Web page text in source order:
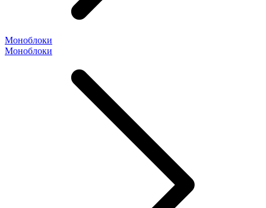
Моноблоки
Моноблоки